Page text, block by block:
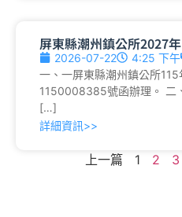
屏東縣潮州鎮公所2027
2026-07-22 4:25 下午
一、一屏東縣潮州鎮公所
1150008385號函辦理。 二
[…]
詳細資訊>>
上一篇 1 2 3